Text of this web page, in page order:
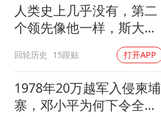
人类史上几乎没有，第二
个领先像他一样，斯大林
回轮历史 15跟贴 打开APP
1978年20万越军入侵柬埔
寨，邓小平为何下令全军